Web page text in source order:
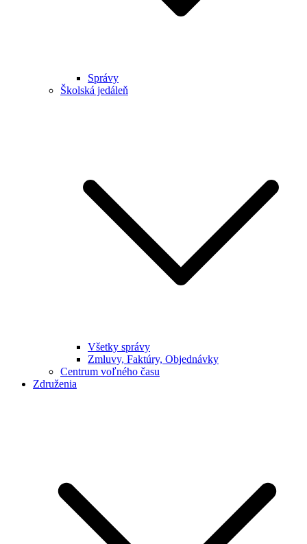
Správy
Školská jedáleň
Všetky správy
Zmluvy, Faktúry, Objednávky
Centrum voľného času
Združenia